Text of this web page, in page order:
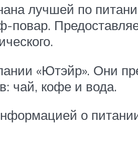
лучшей по
повар.
«Ютэйр». Они
чай, кофе и вода.
о